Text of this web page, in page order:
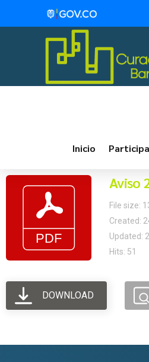
Inicio Participa
Aviso
File size:
Created:
Updated:
Hits: 51
DOWNLOAD